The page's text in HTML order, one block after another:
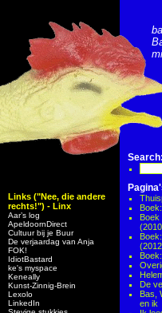
Links ("Nee, die andere
rechts!") - Linx
Aar’s log
ApeldoornDirect
Cultuur bij je Buur
De verjaardag van Anja
FOK!
IdiotBastard
ke's myspace
Keneally
Kunst-Zinnig-Brein
Lexolo
LinkedIn
Search:
Boek
De
Bas,
en ik